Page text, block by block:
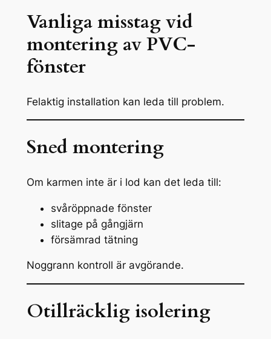
Vanliga misstag vid
montering av PVC-
fönster
Felaktig installation kan leda till problem.
Sned montering
Om karmen inte är i lod kan det leda till:
svåröppnade fönster
slitage på gångjärn
försämrad tätning
Noggrann kontroll är avgörande.
Otillräcklig isolering